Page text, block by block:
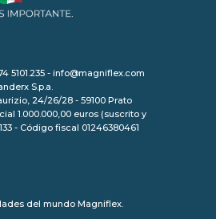
5101.235 - info@magniflex.com
S.p.a.
24/26/28 - 59100 Prato
1.000.000,00 euros (suscrito y
- Código fiscal 01246380461
del mundo Magniflex.